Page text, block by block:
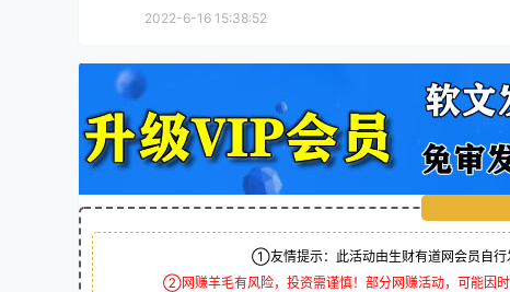
2022-6-16 15:38:52
①友情提示：此活动由生财有道网会员自行
②网赚羊毛有风险，投资需谨慎！部分网赚活动，可能因